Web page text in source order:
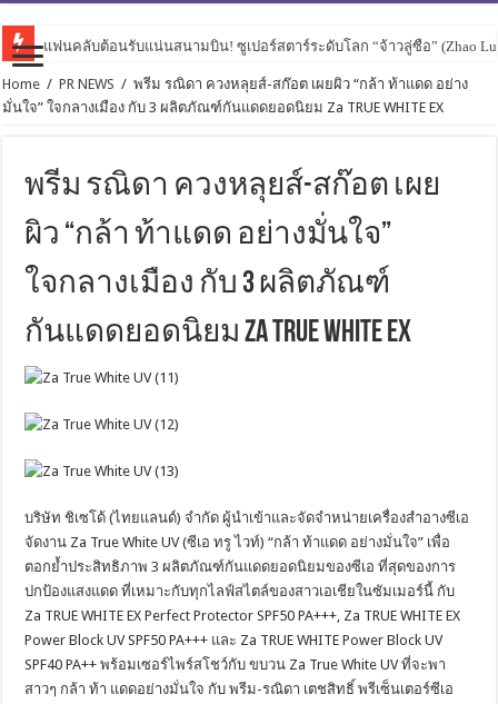
แฟนคลับต้อนรับแน่นสนามบิน! ซูเปอร์สตาร์ระดับโลก “จ้าวลู่ซือ” (Zhao
คิมจงฮยอน” ส่งสัญญาณความคิดถึง เตรียมเปิดบ้านต้อนรับแฟนไทยในงาน
Home / PR NEWS / พรีม รณิดา ควงหลุยส์-สก๊อต เผยผิว “กล้า ท้าแดด อย่าง
มั่นใจ” ใจกลางเมือง กับ 3 ผลิตภัณฑ์กันแดดยอดนิยม Za TRUE WHITE EX
พรีม รณิดา ควงหลุยส์-สก๊อต เผย
ผิว “กล้า ท้าแดด อย่างมั่นใจ”
ใจกลางเมือง กับ 3 ผลิตภัณฑ์
กันแดดยอดนิยม Za TRUE WHITE EX
บริษัท ชิเซโด้ (ไทยแลนด์) จำกัด ผู้นำเข้าและจัดจำหน่ายเครื่องสำอางซีเอ
จัดงาน Za True White UV (ซีเอ ทรู ไวท์) “กล้า ท้าแดด อย่างมั่นใจ” เพื่อ
ตอกย้ำประสิทธิภาพ 3 ผลิตภัณฑ์กันแดดยอดนิยมของซีเอ ที่สุดของการ
ปกป้องแสงแดด ที่เหมาะกับทุกไลฟ์สไตล์ของสาวเอเชียในซัมเมอร์นี้ กับ
Za TRUE WHITE EX Perfect Protector SPF50 PA+++, Za TRUE WHITE EX
Power Block UV SPF50 PA+++ และ Za TRUE WHITE Power Block UV
SPF40 PA++ พร้อมเซอร์ไพร์สโชว์กับ ขบวน Za True White UV ที่จะพา
สาวๆ กล้า ท้า แดดอย่างมั่นใจ กับ พรีม-รณิดา เตชสิทธิ์ พรีเซ็นเตอร์ซีเอ